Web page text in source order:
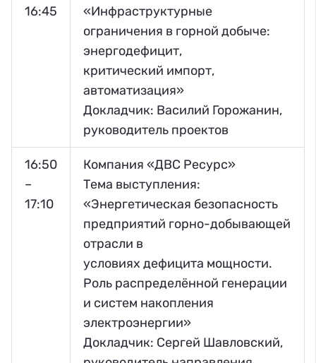
16:45
«Инфраструктурные
ограничения в горной добыче:
энергодефицит,
критический импорт,
автоматизация»
Докладчик: Василий Горожанин,
руководитель проектов
16:50
–
17:10
Компания «ДВС Ресурс»
Тема выступления:
«Энергетическая безопасность
предприятий горно-добывающей
отрасли в
условиях дефицита мощности.
Роль распределённой генерации
и систем накопления
электроэнергии»
Докладчик: Сергей Шавловский,